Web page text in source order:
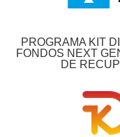
PROGRAMA KIT
FONDOS NEXT
DE